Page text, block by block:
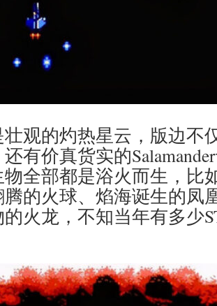
观的灼热星云，版边不
有价真货实的
全部都是浴火而生，比
的火球、焰海诞生的凤
火龙，不知当年有多少